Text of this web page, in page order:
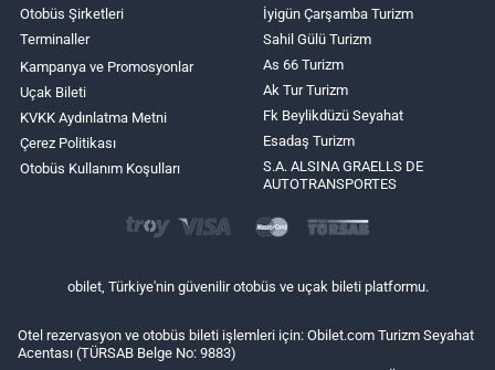
Otobüs Şirketleri
Terminaller
Kampanya ve Promosyonlar
Uçak Bileti
KVKK Aydınlatma Metni
Çerez Politikası
Otobüs Kullanım Koşulları
İyigün Çarşamba Turizm
Sahil Gülü Turizm
As 66 Turizm
Ak Tur Turizm
Fk Beylikdüzü Seyahat
Esadaş Turizm
S.A. ALSINA GRAELLS DE
AUTOTRANSPORTES
obilet, Türkiye'nin güvenilir otobüs ve uçak bileti platformu.
Otel rezervasyon ve otobüs bileti işlemleri için: Obilet.com Turizm Seyahat
Acentası (TÜRSAB Belge No: 9883)